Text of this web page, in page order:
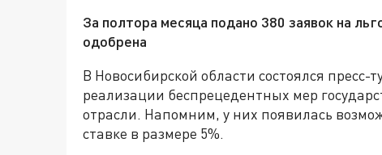
За полтора месяца подано 380 заявок на
одобрена
В Новосибирской области состоялся
реализации беспрецедентных мер
отрасли. Напомним, у них появилась
ставке в размере 5%.